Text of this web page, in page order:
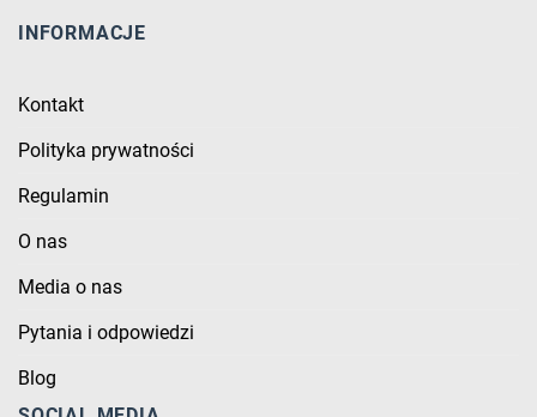
INFORMACJE
Kontakt
Polityka prywatności
Regulamin
O nas
Media o nas
Pytania i odpowiedzi
Blog